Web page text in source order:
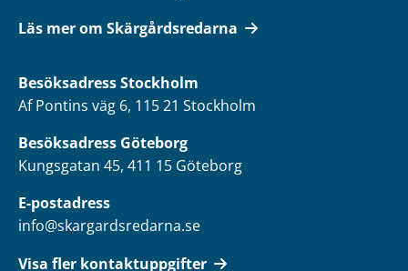
Läs mer om Skärgårdsredarna
BesöksadressStockholm
Af Pontins väg 6, 115 21 Stockholm
Besöksadress Göteborg
Kungsgatan 45, 411 15 Göteborg
E-postadress
info@skargardsredarna.se
Visa fler kontaktuppgifter